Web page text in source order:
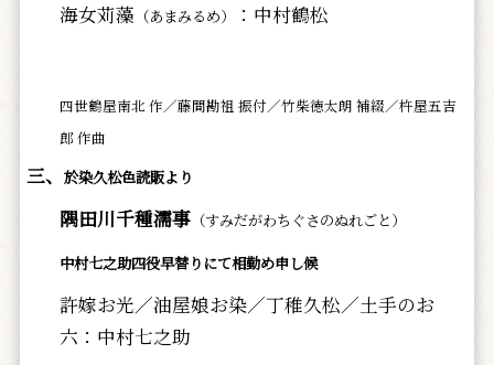
海女苅藻 （あまみるめ） ：中村鶴松
四世鶴屋南北 作／藤間勘祖 振付／竹柴徳太朗 補綴／杵屋五吉
郎 作曲
三、 於染久松色読販より
隅田川千種濡事（すみだがわちぐさのぬれごと）
中村七之助四役早替りにて相勤め申し候
許嫁お光／油屋娘お染／丁稚久松／土手のお
六：中村七之助